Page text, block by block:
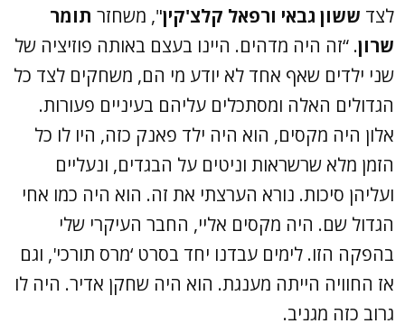
לצד ששון גבאי ורפאל קלצ'קין", משחזר תומר
שרון. “זה היה מדהים. היינו בעצם באותה פוזיציה של
שני ילדים שאף אחד לא יודע מי הם, משחקים לצד כל
הגדולים האלה ומסתכלים עליהם בעיניים פעורות.
אלון היה מקסים, הוא היה ילד פאנק כזה, היו לו כל
הזמן מלא שרשראות וניטים על הבגדים, ונעליים
ועליהן סיכות. נורא הערצתי את זה. הוא היה כמו אחי
הגדול שם. היה מקסים אליי, החבר העיקרי שלי
בהפקה הזו. לימים עבדנו יחד בסרט ‘מרס תורכי', וגם
אז החוויה הייתה מענגת. הוא היה שחקן אדיר. היה לו
גרוב כזה מגניב.